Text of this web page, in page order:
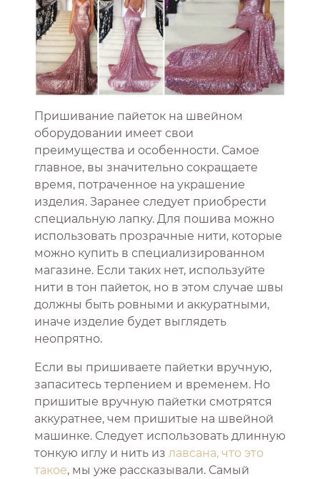
Пришивание пайеток на швейном
оборудовании имеет свои
преимущества и особенности. Самое
главное, вы значительно сокращаете
время, потраченное на украшение
изделия. Заранее следует приобрести
специальную лапку. Для пошива можно
использовать прозрачные нити, которые
можно купить в специализированном
магазине. Если таких нет, используйте
нити в тон пайеток, но в этом случае швы
должны быть ровными и аккуратными,
иначе изделие будет выглядеть
неопрятно.
Если вы пришиваете пайетки вручную,
запаситесь терпением и временем. Но
пришитые вручную пайетки смотрятся
аккуратнее, чем пришитые на швейной
машинке. Следует использовать длинную
тонкую иглу и нить из лавсана, что это
такое, мы уже рассказывали. Самый